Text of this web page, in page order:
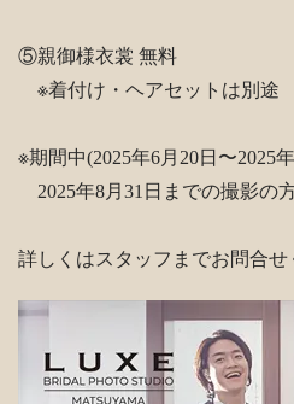
⑤親御様衣裳 無料
※着付け・ヘアセットは別途
※期間中(2025年6月20日〜2025
2025年8月31日までの撮影の
詳しくはスタッフまでお問合せ